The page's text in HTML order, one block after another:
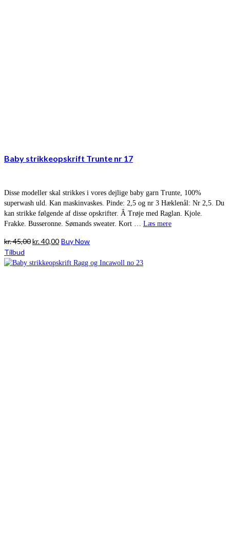
Baby strikkeopskrift Trunte nr 17
Disse modeller skal strikkes i vores dejlige baby garn Trunte, 100%
superwash uld. Kan maskinvaskes. Pinde: 2,5 og nr 3 Hæklenål: Nr 2,5. Du
kan strikke følgende af disse opskrifter. Â Trøje med Raglan. Kjole.
Frakke. Busseronne. Sømands sweater. Kort … Læs mere
kr.45,00Den
pris
kr.40,00Den
pris
Buy Now
Tilbud